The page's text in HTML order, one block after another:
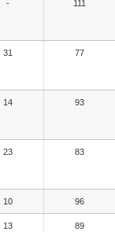
- 111
31 77
14 93
23 83
10 96
13 89